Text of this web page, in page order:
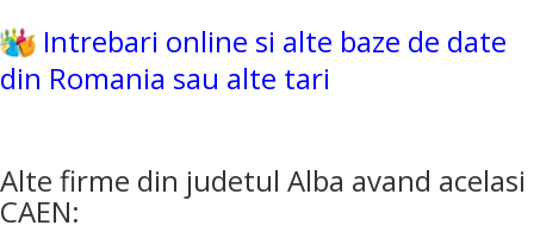
Intrebari online si alte baze de date
din Romania sau alte tari
Alte firme din judetul Alba avand acelasi
CAEN: